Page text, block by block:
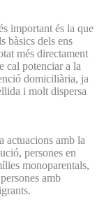
important és la que
bàsics dels ens
més directament
cal potenciar a la
domiciliària, ja
i molt dispersa
actuacions amb la
persones en
monoparentals,
amb